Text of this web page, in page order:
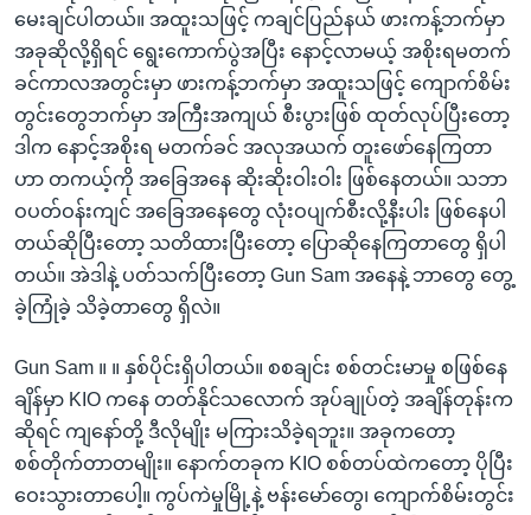
မေးချင်ပါတယ်။ အထူးသဖြင့် ကချင်ပြည်နယ် ဖားကန့်ဘက်မှာ
အခုဆိုလို့ရှိရင် ရွေးကောက်ပွဲအပြီး နောင့်လာမယ့် အစိုးရမတက်
ခင်ကာလအတွင်းမှာ ဖားကန့်ဘက်မှာ အထူးသဖြင့် ကျောက်စိမ်း
တွင်းတွေဘက်မှာ အကြီးအကျယ် စီးပွားဖြစ် ထုတ်လုပ်ပြီးတော့
ဒါက နောင့်အစိုးရ မတက်ခင် အလုအယက် တူးဖော်နေကြတာ
ဟာ တကယ့်ကို အခြေအနေ ဆိုးဆိုးဝါးဝါး ဖြစ်နေတယ်။ သဘာ
ဝပတ်ဝန်းကျင် အခြေအနေတွေ လုံးဝပျက်စီးလို့နီးပါး ဖြစ်နေပါ
တယ်ဆိုပြီးတော့ သတိထားပြီးတော့ ပြောဆိုနေကြတာတွေ ရှိပါ
တယ်။ အဲဒါနဲ့ ပတ်သက်ပြီးတော့ Gun Sam အနေနဲ့ ဘာတွေ တွေ့
ခဲ့ကြုံခဲ့ သိခဲ့တာတွေ ရှိလဲ။
Gun Sam ။ ။ နှစ်ပိုင်းရှိပါတယ်။ စစချင်း စစ်တင်းမာမှု စဖြစ်နေ
ချိန်မှာ KIO ကနေ တတ်နိုင်သလောက် အုပ်ချုပ်တဲ့ အချိန်တုန်းက
ဆိုရင် ကျနော်တို့ ဒီလိုမျိုး မကြားသိခဲ့ရဘူး။ အခုကတော့
စစ်တိုက်တာတမျိုး။ နောက်တခုက KIO စစ်တပ်ထဲကတော့ ပိုပြီး
ဝေးသွားတာပေါ့။ ကွပ်ကဲမှုမြို့နဲ့ ဗန်းမော်တွေ၊ ကျောက်စိမ်းတွင်း